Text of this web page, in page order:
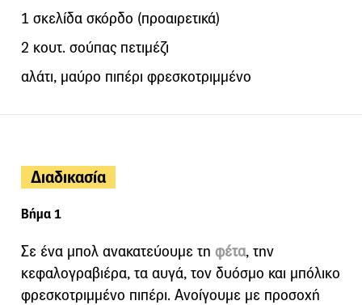
1 σκελίδα σκόρδο (προαιρετικά)
2 κουτ. σούπας πετιμέζι
αλάτι, μαύρο πιπέρι φρεσκοτριμμένο
Διαδικασία
Βήμα 1
Σε ένα μπολ ανακατεύουμε τη φέτα, την
κεφαλογραβιέρα, τα αυγά, τον δυόσμο και μπόλικο
φρεσκοτριμμένο πιπέρι. Ανοίγουμε με προσοχή